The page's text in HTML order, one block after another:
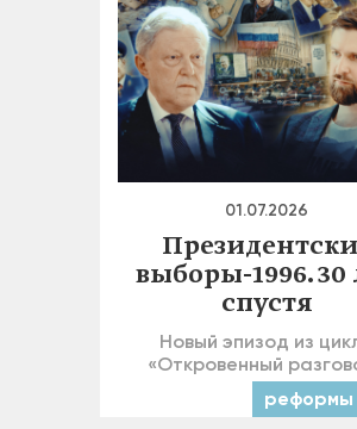
01.07.2026
выборы-1996. 30
спустя
Новый эпизод из
«Откровенный
реформы